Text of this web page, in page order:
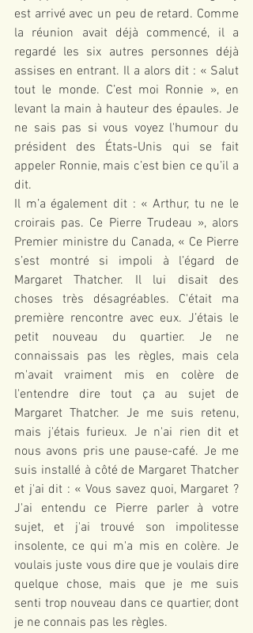
est arrivé avec un peu de retard. Comme
la réunion avait déjà commencé, il a
regardé les six autres personnes déjà
assises en entrant. Il a alors dit : « Salut
tout le monde. C’est moi Ronnie », en
levant la main à hauteur des épaules. Je
ne sais pas si vous voyez l'humour du
président des États-Unis qui se fait
appeler Ronnie, mais c’est bien ce qu’il a
dit.
Il m’a également dit : « Arthur, tu ne le
croirais pas. Ce Pierre Trudeau », alors
Premier ministre du Canada, « Ce Pierre
s’est montré si impoli à l’égard de
Margaret Thatcher. Il lui disait des
choses très désagréables. C'était ma
première rencontre avec eux. J’étais le
petit nouveau du quartier. Je ne
connaissais pas les règles, mais cela
m'avait vraiment mis en colère de
l'entendre dire tout ça au sujet de
Margaret Thatcher. Je me suis retenu,
mais j'étais furieux. Je n'ai rien dit et
nous avons pris une pause-café. Je me
suis installé à côté de Margaret Thatcher
et j'ai dit : « Vous savez quoi, Margaret ?
J'ai entendu ce Pierre parler à votre
sujet, et j'ai trouvé son impolitesse
insolente, ce qui m'a mis en colère. Je
voulais juste vous dire que je voulais dire
quelque chose, mais que je me suis
senti trop nouveau dans ce quartier, dont
je ne connais pas les règles.